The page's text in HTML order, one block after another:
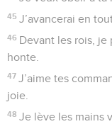
45 J’avancerai en
46 Devant les rois, je
honte.
47 J’aime tes
joie.
48 Je lève les mains